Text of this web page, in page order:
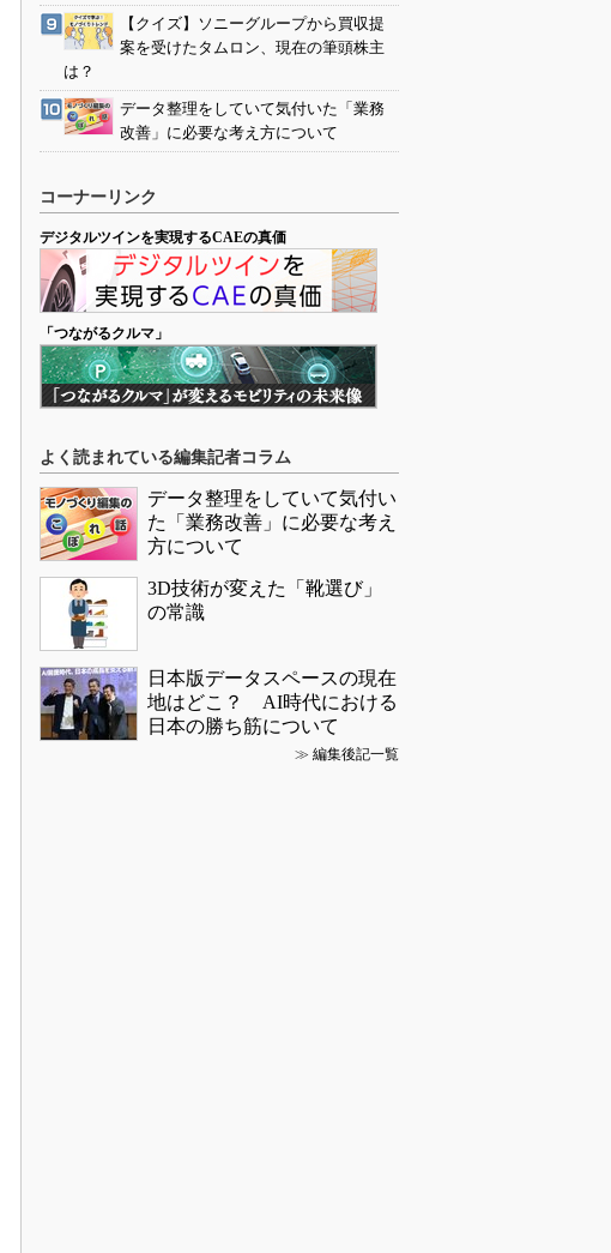
【クイズ】ソニーグループから買収提
案を受けたタムロン、現在の筆頭株主
は？
データ整理をしていて気付いた「業務
改善」に必要な考え方について
コーナーリンク
デジタルツインを実現するCAEの真価
「つながるクルマ」
よく読まれている編集記者コラム
データ整理をしていて気付い
た「業務改善」に必要な考え
方について
3D技術が変えた「靴選び」
の常識
日本版データスペースの現在
地はどこ？ AI時代における
日本の勝ち筋について
≫ 編集後記一覧